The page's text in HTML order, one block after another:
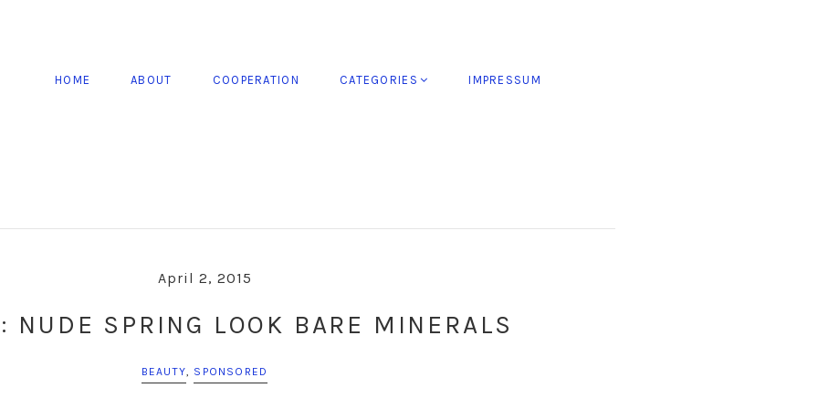
HOME ABOUT COOPERATION CATEGORIES IMPRESSUM
April 2, 2015
NUDE SPRING LOOK BARE MINERALS
BEAUTY, SPONSORED